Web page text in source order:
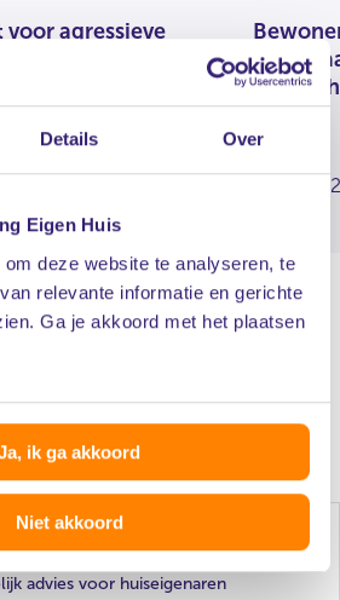
Details Over
Eigen Huis
deze website te analyseren, te
relevante informatie en gerichte
Ga je akkoord met het plaatsen
ik ga akkoord
Niet akkoord
agressieve
moet
31 juli
advies voor huiseigenaren